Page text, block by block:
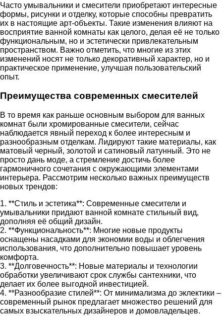
Часто умывальники и смесители приобретают интересные
формы, рисунки и отделку, которые способны превратить
их в настоящие арт-объекты. Такие изменения влияют на
восприятие ванной комнаты как целого, делая её не только
функциональным, но и эстетически привлекательным
пространством. Важно отметить, что многие из этих
изменений носят не только декоративный характер, но и
практическое применение, улучшая пользовательский
опыт.
Преимущества современных смесителей
В то время как раньше основным выбором для ванных
комнат были хромированные смесители, сейчас
наблюдается явный переход к более интересным и
разнообразным отделкам. Лидируют такие материалы, как
матовый черный, золотой и сатиновый латунный. Это не
просто дань моде, а стремление достичь более
гармоничного сочетания с окружающими элементами
интерьера. Рассмотрим несколько важных преимуществ
новых трендов:
1. **Стиль и эстетика**: Современные смесители и
умывальники придают ванной комнате стильный вид,
дополняя её общий дизайн.
2. **Функциональность**: Многие новые продукты
оснащены насадками для экономии воды и облегчения
использования, что дополнительно повышает уровень
комфорта.
3. **Долговечность**: Новые материалы и технологии
обработки увеличивают срок службы сантехники, что
делает их более выгодной инвестицией.
4. **Разнообразие стилей**: От минимализма до эклектики –
современный рынок предлагает множество решений для
самых взыскательных дизайнеров и домовладельцев.